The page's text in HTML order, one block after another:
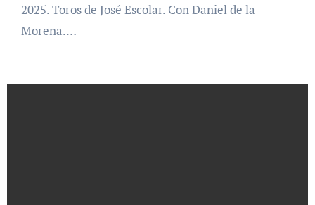
2025. Toros de José Escolar. Con Daniel de la
Morena.…